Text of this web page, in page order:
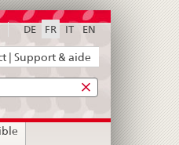
| Support & aide
DE FR IT EN